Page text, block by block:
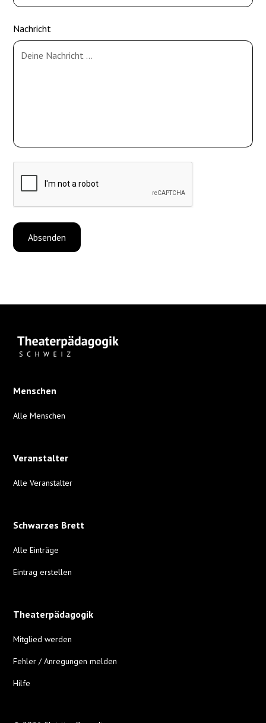
Nachricht
Menschen
Alle Menschen
Veranstalter
Alle Veranstalter
Schwarzes Brett
Alle Einträge
Eintrag erstellen
Theaterpädagogik
Mitglied werden
Fehler / Anregungen melden
Hilfe